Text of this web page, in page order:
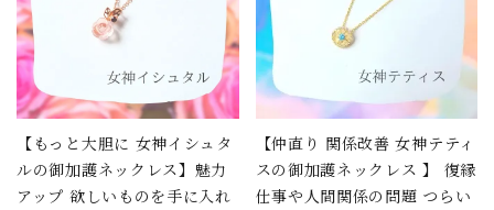
【もっと大胆に 女神イシュタ
ルの御加護ネックレス】魅力
アップ 欲しいものを手に入れ
【仲直り 関係改善 女神テティ
スの御加護ネックレス 】 復縁
仕事や人間関係の問題 つらい